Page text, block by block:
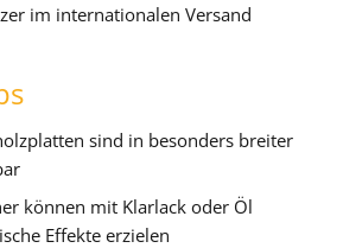
im internationalen Versand
sind in besonders breiter
können mit Klarlack oder Öl
Effekte erzielen